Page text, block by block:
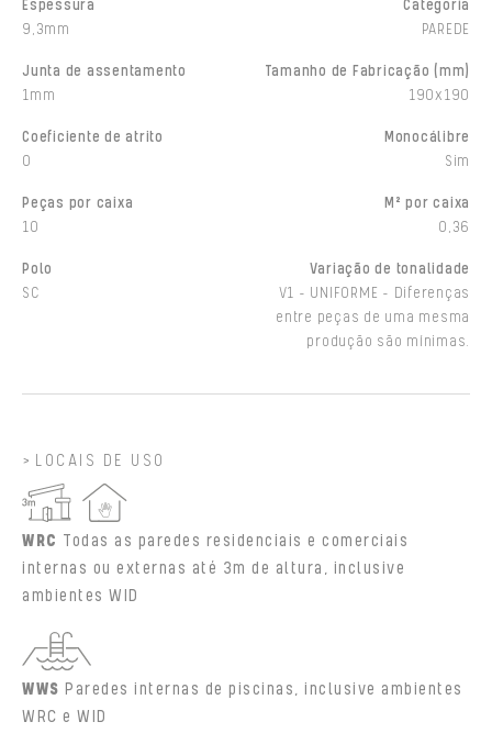
Espessura
9,3mm
Categoria
PAREDE
Junta de assentamento
1mm
Tamanho de Fabricação (mm)
190x190
Coeficiente de atrito
0
Monocálibre
Sim
Peças por caixa
10
M² por caixa
0,36
Polo
SC
Variação de tonalidade
V1 - UNIFORME - Diferenças
entre peças de uma mesma
produção são mínimas.
LOCAIS DE USO
WRC Todas as paredes residenciais e comerciais
internas ou externas até 3m de altura, inclusive
ambientes WID
WWS Paredes internas de piscinas, inclusive ambientes
WRC e WID